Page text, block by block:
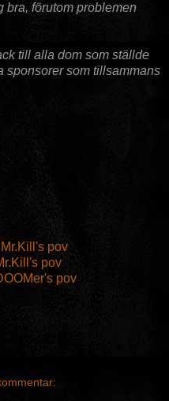
bra, förutom problemen
till alla dom som ställde
sponsorer som tillsammans
pov
pov
pov